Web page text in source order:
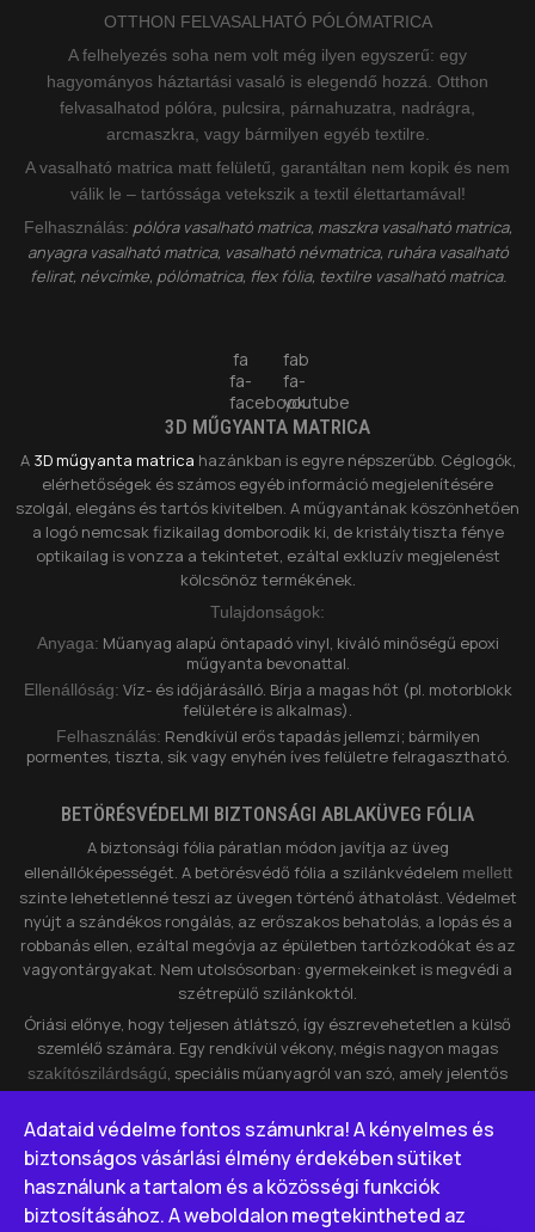
OTTHON FELVASALHATÓ PÓLÓMATRICA
A felhelyezés soha nem volt még ilyen egyszerű: egy
hagyományos háztartási vasaló is elegendő hozzá. Otthon
felvasalhatod pólóra, pulcsira, párnahuzatra, nadrágra,
arcmaszkra, vagy bármilyen egyéb textilre.
A vasalható matrica matt felületű, garantáltan nem kopik és nem
válik le – tartóssága vetekszik a textil élettartamával!
Felhasználás: pólóra vasalható matrica, maszkra vasalható matrica,
anyagra vasalható matrica, vasalható névmatrica, ruhára vasalható
felirat, névcímke, pólómatrica, flex fólia, textilre vasalható matrica.
fa
fa-
facebook
fab
fa-
youtube
3D MŰGYANTA MATRICA
A 3D műgyanta matrica hazánkban is egyre népszerűbb. Céglogók,
elérhetőségek és számos egyéb információ megjelenítésére
szolgál, elegáns és tartós kivitelben. A műgyantának köszönhetően
a logó nemcsak fizikailag domborodik ki, de kristálytiszta fénye
optikailag is vonzza a tekintetet, ezáltal exkluzív megjelenést
kölcsönöz termékének.
Tulajdonságok:
Anyaga: Műanyag alapú öntapadó vinyl, kiváló minőségű epoxi
műgyanta bevonattal.
Ellenállóság: Víz- és időjárásálló. Bírja a magas hőt (pl. motorblokk
felületére is alkalmas).
Felhasználás: Rendkívül erős tapadás jellemzi; bármilyen
pormentes, tiszta, sík vagy enyhén íves felületre felragasztható.
BETÖRÉSVÉDELMI BIZTONSÁGI ABLAKÜVEG FÓLIA
A biztonsági fólia páratlan módon javítja az üveg
ellenállóképességét. A betörésvédő fólia a szilánkvédelem mellett
szinte lehetetlenné teszi az üvegen történő áthatolást. Védelmet
nyújt a szándékos rongálás, az erőszakos behatolás, a lopás és a
robbanás ellen, ezáltal megóvja az épületben tartózkodókat és az
vagyontárgyakat. Nem utolsósorban: gyermekeinket is megvédi a
szétrepülő szilánkoktól.
Óriási előnye, hogy teljesen átlátszó, így észrevehetetlen a külső
szemlélő számára. Egy rendkívül vékony, mégis nagyon magas
szakítószilárdságú, speciális műanyagról van szó, amely jelentős
„profi” betörők dolgát is: nem elég csupán bezúzni az ablakot,
hiszen a fólia egyben tartja az üvegfelületet, meggátolva a
bejutást.
Adataid védelme fontos számunkra! A kényelmes és
biztonságos vásárlási élmény érdekében sütiket
használunk a tartalom és a közösségi funkciók
biztosításához. A weboldalon megtekintheted az